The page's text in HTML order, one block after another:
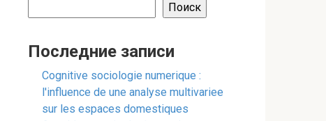
Поиск
Последние записи
Cognitive sociologie numerique :
l'influence de une analyse multivariee
sur les espaces domestiques